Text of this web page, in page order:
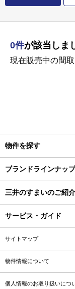
0件が該当しま
現在販売中の間
物件を探す
ブランドラインナップ
三井のすまいのご紹介
サービス・ガイド
サイトマップ
物件情報について
個人情報のお取り扱いにつ